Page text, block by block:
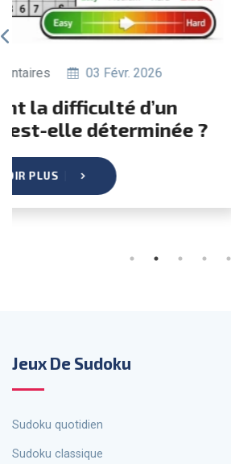
0 Commentaires
Comment créer votre propre
Sudoku ?
EN SAVOIR PLUS
Jeux De Sudoku
Sudoku quotidien
Sudoku classique